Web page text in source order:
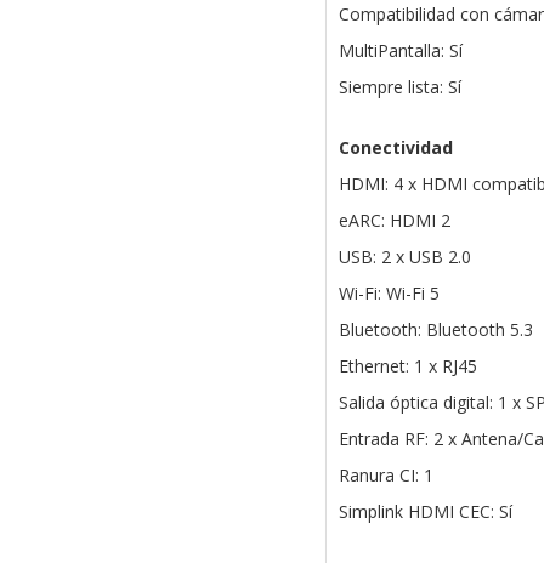
Compatibilidad con
MultiPantalla: Sí
Siempre lista: Sí
Conectividad
HDMI: 4 x HDMI
eARC: HDMI 2
USB: 2 x USB 2.0
Wi-Fi: Wi-Fi 5
Bluetooth: Bluetooth 5.3
Ethernet: 1 x RJ45
Salida óptica digital: 1 x
Entrada RF: 2 x Antena/
Ranura CI: 1
Simplink HDMI CEC: Sí